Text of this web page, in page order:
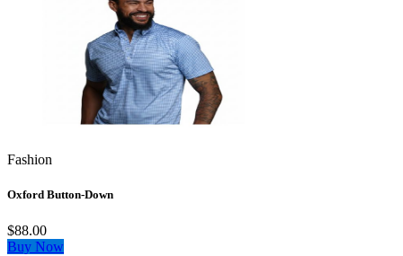
Fashion
Oxford Button-Down
$88.00
Buy Now